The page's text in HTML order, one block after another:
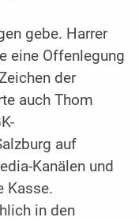
gebe. Harrer
eine Offenlegung
der
auch Thom
auf
Kanälen und
Kasse.
in den